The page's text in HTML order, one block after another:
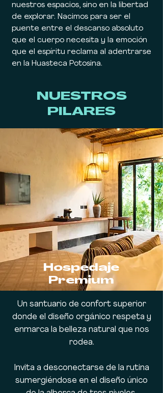
nuestros espacios, sino en la libertad
de explorar. Nacimos para ser el
puente entre el descanso absoluto
que el cuerpo necesita y la emoción
que el espíritu reclama al adentrarse
en la Huasteca Potosina.
NUESTROS
PILARES
Hospedaje
Premium
Un santuario de confort superior
donde el diseño orgánico respeta y
enmarca la belleza natural que nos
rodea.
Invita a desconectarse de la rutina
sumergiéndose en el diseño único